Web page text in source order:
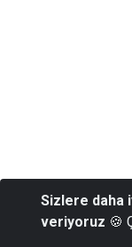
Sizlere daha
veriyoruz 🍪